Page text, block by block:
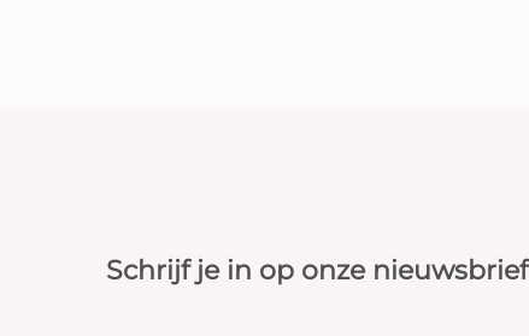
Schrijf je in op onze nieuwsbrief